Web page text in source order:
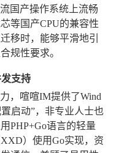
国产操作系统上流畅
等国产CPU的兼容性
移时，能够平滑地引
规性要求。
支持
，喧喧IM提供了Wind
启动”，非专业人士也
PHP+Go语言的轻量
）使用Go实现，资